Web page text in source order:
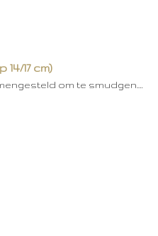
17 cm)
om te smudgen.…